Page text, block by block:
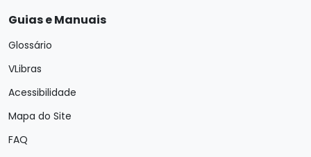
Guias e Manuais
Glossário
VLibras
Acessibilidade
Mapa do Site
FAQ